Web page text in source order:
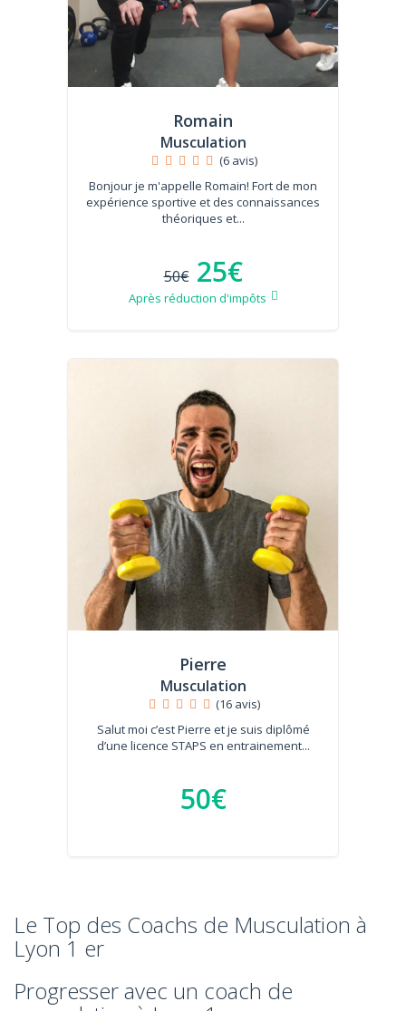
Romain
Musculation
(6 avis)
Bonjour je m'appelle Romain! Fort de mon
expérience sportive et des connaissances
théoriques et...
50€ 25€
Après réduction d'impôts
Pierre
Musculation
(16 avis)
Salut moi c’est Pierre et je suis diplômé
d’une licence STAPS en entrainement...
50€
Le Top des Coachs de Musculation à
Lyon 1 er
Progresser avec un coach de